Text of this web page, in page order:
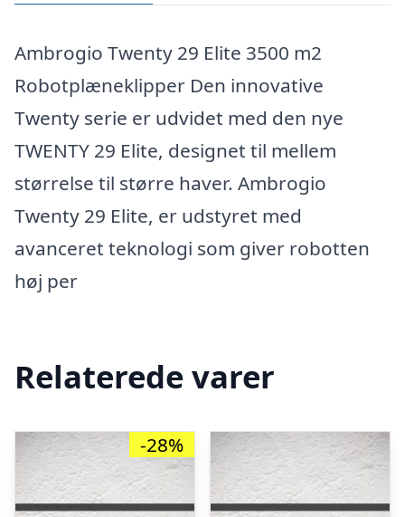
Ambrogio Twenty 29 Elite 3500 m2
Robotplæneklipper Den innovative
Twenty serie er udvidet med den nye
TWENTY 29 Elite, designet til mellem
størrelse til større haver. Ambrogio
Twenty 29 Elite, er udstyret med
avanceret teknologi som giver robotten
høj per
Relaterede varer
-28%